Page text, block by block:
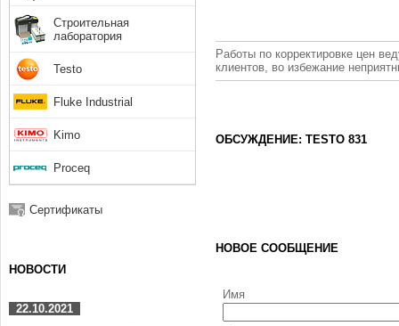
Работы по корректировке цен
клиентов, во избежание
ОБСУЖДЕНИЕ: TESTO 831
НОВОЕ СООБЩЕНИЕ
Имя
Строительная
лаборатория
Testo
Fluke Industrial
Kimo
Proceq
Сертификаты
НОВОСТИ
22.10.2021